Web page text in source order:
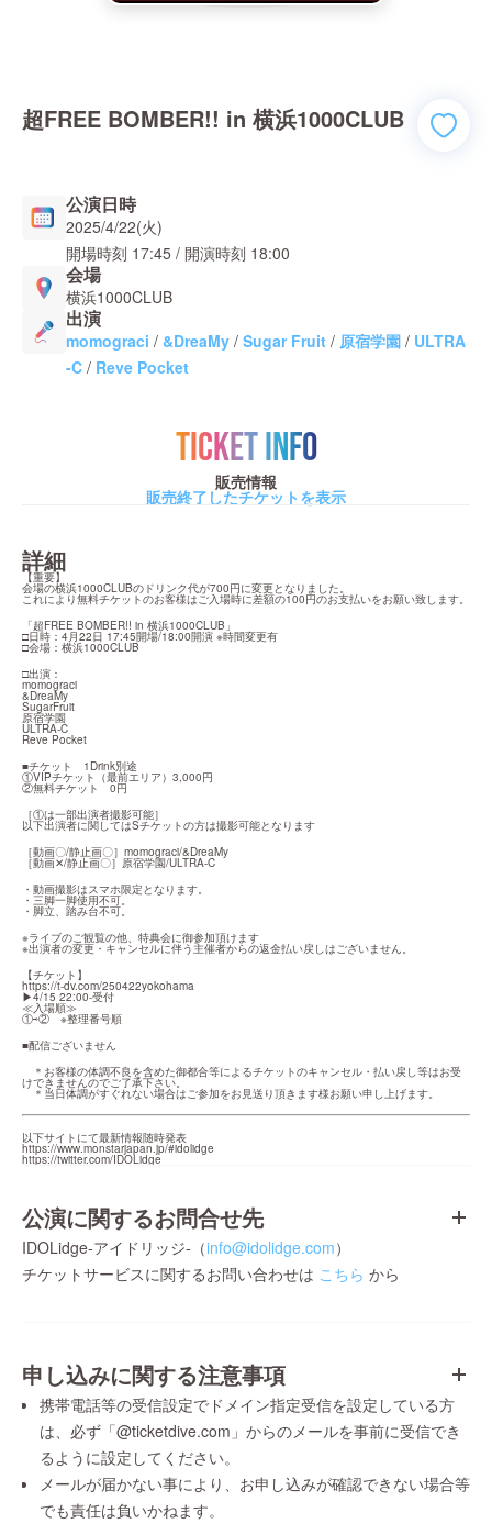
超FREE BOMBER!! in 横浜1000CLUB
公演日時
2025/4/22(火)
開場時刻 17:45 / 開演時刻 18:00
会場
横浜1000CLUB
出演
momograci / &DreaMy / Sugar Fruit / 原宿学園 / ULTRA
-C / Reve Pocket
TICKET INFO
販売情報
販売終了したチケットを表示
詳細
【重要】
会場の横浜1000CLUBのドリンク代が700円に変更となりました。
これにより無料チケットのお客様はご入場時に差額の100円のお支払いをお願い致します。
「超FREE BOMBER!! in 横浜1000CLUB」
□日時：4月22日 17:45開場/18:00開演 ※時間変更有
□会場：横浜1000CLUB
□出演：
momograci
&DreaMy
SugarFruit
原宿学園
ULTRA-C
Reve Pocket
■チケット　1Drink別途
①VIPチケット（最前エリア）3,000円
②無料チケット　0円
［①は一部出演者撮影可能］
以下出演者に関してはSチケットの方は撮影可能となります
［動画〇/静止画〇］momograci/&DreaMy
［動画✕/静止画〇］原宿学園/ULTRA-C
・動画撮影はスマホ限定となります。
・三脚一脚使用不可。
・脚立、踏み台不可。
※ライブのご観覧の他、特典会に御参加頂けます
※出演者の変更・キャンセルに伴う主催者からの返金払い戻しはございません。
https://t-dv.com/250422yokohama
▶4/15 22:00-受付
≪入場順≫
①⇨②　※整理番号順
■配信ございません
＊お客様の体調不良を含めた御都合等によるチケットのキャンセル・払い戻し等はお受
けできませんのでご了承下さい。
＊当日体調がすぐれない場合はご参加をお見送り頂きます様お願い申し上げます。
https://www.monstarjapan.jp/#idolidge
https://twitter.com/IDOLidge
公演に関するお問合せ先
IDOLidge-アイドリッジ-（info@idolidge.com）
チケットサービスに関するお問い合わせは こちら から
申し込みに関する注意事項
携帯電話等の受信設定でドメイン指定受信を設定している方
は、必ず「@ticketdive.com」からのメールを事前に受信でき
るように設定してください。
メールが届かない事により、お申し込みが確認できない場合等
でも責任は負いかねます。